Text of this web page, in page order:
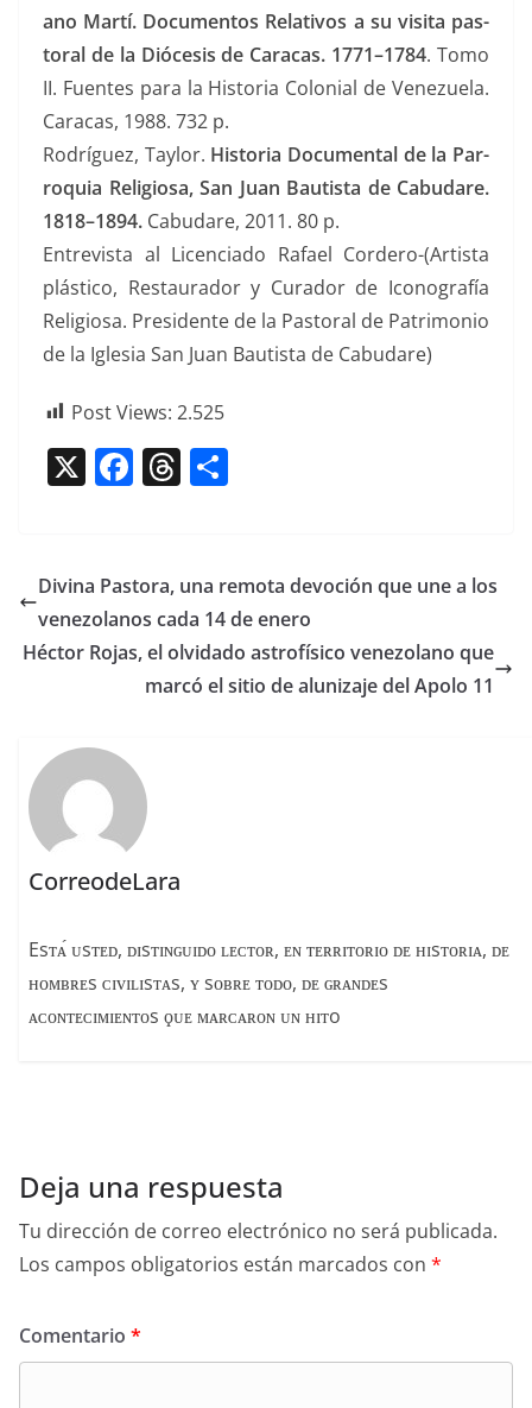
ano Martí. Doc­u­men­tos Rel­a­tivos a su visi­ta pas­
toral de la Dióce­sis de Cara­cas. 1771–1784. Tomo
II. Fuentes para la His­to­ria Colo­nial de Venezuela.
Cara­cas, 1988. 732 p.
Rodríguez, Tay­lor. His­to­ria Doc­u­men­tal de la Par­
ro­quia Reli­giosa, San Juan Bautista de Cabu­dare.
1818–1894. Cabu­dare, 2011. 80 p.
Entre­vista al Licen­ci­a­do Rafael Cordero-(Artista
plás­ti­co, Restau­rador y Curador de Icono­grafía
Reli­giosa. Pres­i­dente de la Pas­toral de Pat­ri­mo­nio
de la Igle­sia San Juan Bautista de Cabudare)
Post Views: 2.525
X F
e
b
o
o
T
a
d
s
p
ar
tir
Divina Pastora, una remota devoción que une a los
venezolanos cada 14 de enero
Héctor Rojas, el olvidado astrofísico venezolano que
marcó el sitio de alunizaje del Apolo 11
CorreodeLara
Esᴛᴀ́ ᴜsᴛᴇᴅ, ᴅɪsᴛɪɴɢᴜɪᴅᴏ ʟᴇᴄᴛᴏʀ, ᴇɴ ᴛᴇʀʀɪᴛᴏʀɪᴏ ᴅᴇ ʜɪsᴛᴏʀɪᴀ, ᴅᴇ
ʜᴏᴍʙʀᴇs ᴄɪᴠɪʟɪsᴛᴀs, ʏ sᴏʙʀᴇ ᴛᴏᴅᴏ, ᴅᴇ ɢʀᴀɴᴅᴇs
ᴀᴄᴏɴᴛᴇᴄɪᴍɪᴇɴᴛᴏs ϙᴜᴇ ᴍᴀʀᴄᴀʀᴏɴ ᴜɴ ʜɪᴛo
Deja una respuesta
Tu dirección de correo electrónico no será publicada.
Los campos obligatorios están marcados con *
Comentario *